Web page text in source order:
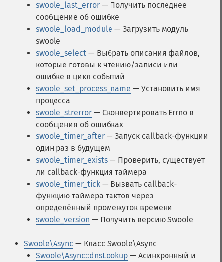
swoole_last_error — Получить последнее
сообщение об ошибке
swoole_load_module — Загрузить модуль
swoole
swoole_select — Выбрать описания файлов,
которые готовы к чтению/записи или
ошибке в цикл событий
swoole_set_process_name — Установить имя
процесса
swoole_strerror — Сконвертировать Errno в
сообщения об ошибках
swoole_timer_after — Запуск callback-функции
один раз в будущем
swoole_timer_exists — Проверить, существует
ли callback-функция таймера
swoole_timer_tick — Вызвать callback-
функцию таймера тактов через
определённый промежуток времени
swoole_version — Получить версию Swoole
Swoole\Async — Класс Swoole\Async
Swoole\Async::dnsLookup — Асинхронный и